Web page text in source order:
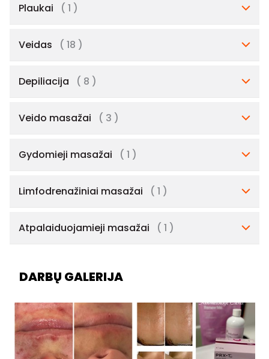
Plaukai ( 1 )
Veidas ( 18 )
Depiliacija ( 8 )
Veido masažai ( 3 )
Gydomieji masažai ( 1 )
Limfodrenažiniai masažai ( 1 )
Atpalaiduojamieji masažai ( 1 )
DARBŲ GALERIJA